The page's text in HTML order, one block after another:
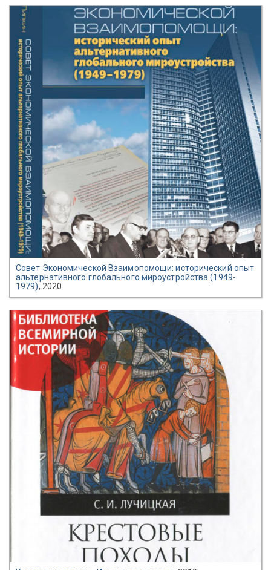
Совет Экономической Взаимопомощи: исторический опыт
альтернативного глобального мироустройства (1949-
1979), 2020